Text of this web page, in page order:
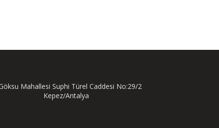
Mahallesi Suphi Türel Caddesi No:29/2
Kepez/Antalya